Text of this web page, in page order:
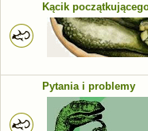
Kącik
Pytania i problemy